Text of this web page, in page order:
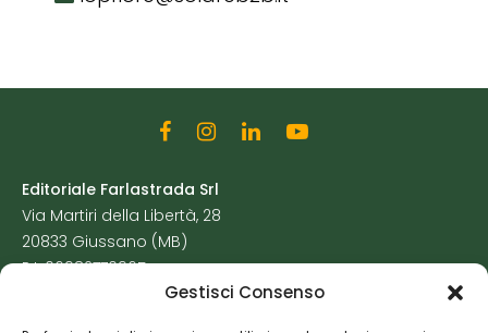
Gestisci Consenso
Editoriale Farlastrada Srl
Via Martiri della Libertà, 28
20833 Giussano (MB)
P.I. 06982770965